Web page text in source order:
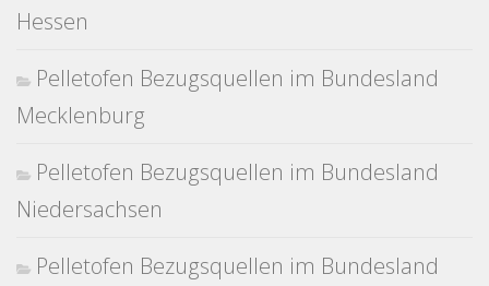
Hessen
Pelletofen Bezugsquellen im Bundesland
Mecklenburg
Pelletofen Bezugsquellen im Bundesland
Niedersachsen
Pelletofen Bezugsquellen im Bundesland